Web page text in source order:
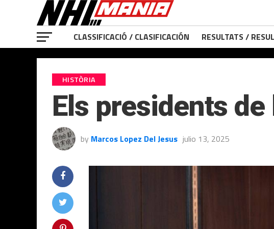
CLASSIFICACIÓ / CLASIFICACIÓN RESULTATS /
HISTÒRIA
Els presidents de
by Marcos Lopez Del Jesus julio 13, 2025